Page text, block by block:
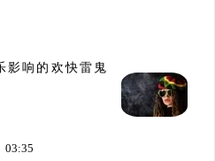
影响的欢快雷鬼
03:35